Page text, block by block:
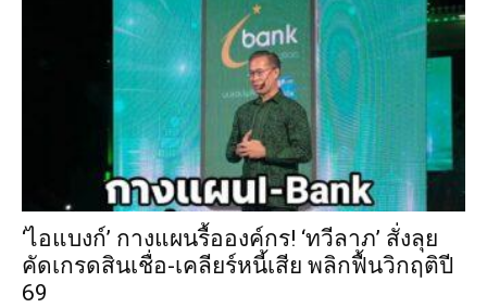
‘ไอแบงก์’ กางแผนรื้อองค์กร! ‘ทวีลาภ’ สั่งลุย
คัดเกรดสินเชื่อ-เคลียร์หนี้เสีย พลิกฟื้นวิกฤติปี
69